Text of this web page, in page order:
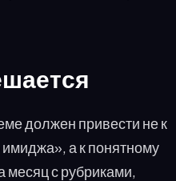
должен привести не к
а к понятному
месяц с рубриками,